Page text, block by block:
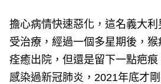
擔心病情快速惡化，這名義大
受治療，經過一個多星期後，
痊癒出院，但還是留下一點疤
感染過新冠肺炎，2021年底才